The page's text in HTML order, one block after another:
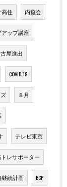
高住 内覧会
アップ講座
屋進出
COVID-19
８月
テレビ東京
レサポーター
継続計画 BCP